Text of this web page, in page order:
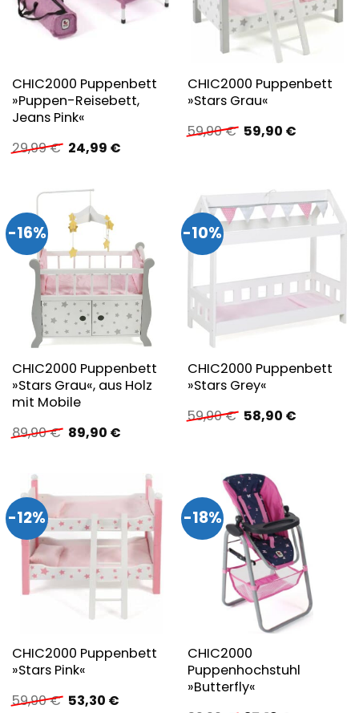
CHIC2000 Puppenbett
»Puppen-Reisebett,
Jeans Pink«
29,99€ Ursprünglicher
Preis
29,99 €
24,99 €Aktueller
CHIC2000 Puppenbett
»Stars Grau«
59,90€ Ursprünglicher
Preis
59,90 €Aktueller
-16%
CHIC2000 Puppenbett
»Stars Grau«, aus Holz
mit Mobile
89,90€ Ursprünglicher
Preis
89,90 €Aktueller
89,90 €.
-10%
CHIC2000 Puppenbett
»Stars Grey«
59,90€ Ursprünglicher
Preis
58,90 €Aktueller
-12%
CHIC2000 Puppenbett
»Stars Pink«
59,90€ Ursprünglicher
53,30 €Aktueller
-18%
CHIC2000
Puppenhochstuhl
»Butterfly«